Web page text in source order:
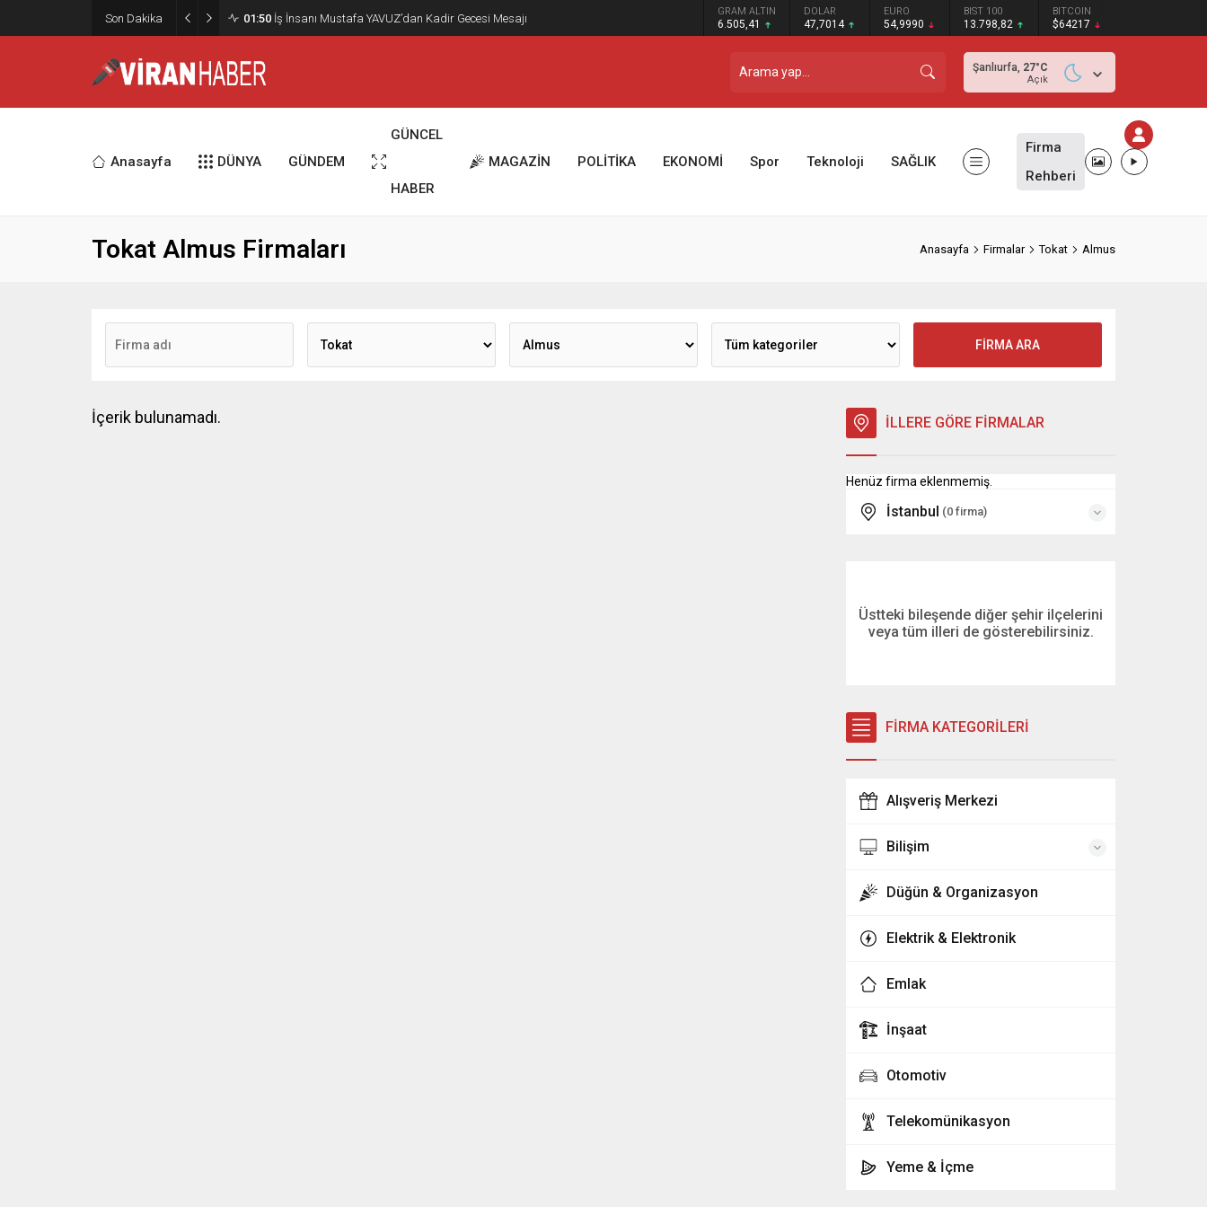
Son Dakika 01:50 İş İnsanı Mustafa YAVUZ’dan Kadir Gecesi Mesajı GRAM ALTIN
6.505,41
DOLAR
47,7014
EURO
54,9990
BIST 100
13.798,82
BITCOIN
$64217
Şanlıurfa, 27°C
Açık
Anasayfa DÜNYA GÜNDEM
GÜNCEL
HABER
MAGAZİN POLİTİKA EKONOMİ Spor Teknoloji SAĞLIK
Firma
Rehberi
Tokat Almus Firmaları Anasayfa Firmalar Tokat Almus
İçerik bulunamadı. İLLERE GÖRE FİRMALAR
Henüz firma eklenmemiş.
İstanbul (0 firma)
Üstteki bileşende diğer şehir ilçelerini
veya tüm illeri de gösterebilirsiniz.
FİRMA KATEGORİLERİ
Alışveriş Merkezi
Bilişim
Düğün & Organizasyon
Elektrik & Elektronik
Emlak
İnşaat
Otomotiv
Telekomünikasyon
Yeme & İçme